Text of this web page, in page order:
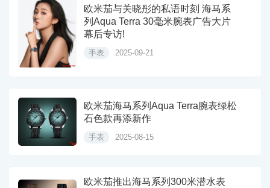
欧米茄与关晓彤的私语时刻 海马系
列Aqua Terra 30毫米腕表广告大片
幕后专访!
手表 2025-09-21
欧米茄海马系列Aqua Terra腕表绿松
石色款再添新作
手表 2025-08-15
欧米茄推出海马系列300米潜水表